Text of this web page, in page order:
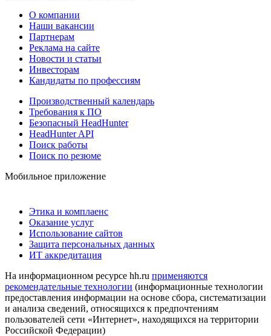
О компании
Наши вакансии
Партнерам
Реклама на сайте
Новости и статьи
Инвесторам
Кандидаты по профессиям
Производственный календарь
Требования к ПО
Безопасный HeadHunter
HeadHunter API
Поиск работы
Поиск по резюме
Мобильное приложение
Этика и комплаенс
Оказание услуг
Использование сайтов
Защита персональных данных
ИТ аккредитация
На информационном ресурсе hh.ru применяются
рекомендательные технологии (информационные технологии
предоставления информации на основе сбора, систематизации
и анализа сведений, относящихся к предпочтениям
пользователей сети «Интернет», находящихся на территории
Российской Федерации)